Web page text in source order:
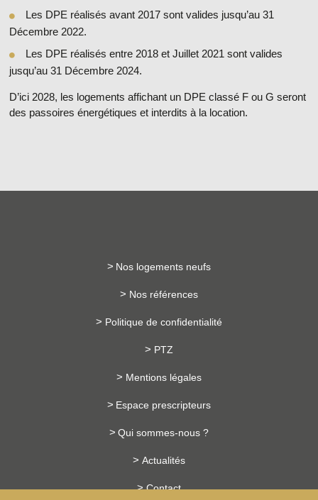
Les DPE réalisés avant 2017 sont valides jusqu’au 31
Décembre 2022.
Les DPE réalisés entre 2018 et Juillet 2021 sont valides
jusqu’au 31 Décembre 2024.
D’ici 2028, les logements affichant un DPE classé F ou G seront
des passoires énergétiques et interdits à la location.
Nos logements neufs
Nos références
Politique de confidentialité
PTZ
Mentions légales
Espace prescripteurs
Qui sommes-nous ?
Actualités
Contact